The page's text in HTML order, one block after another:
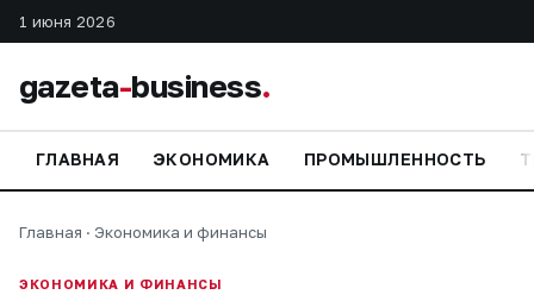
1 июня 2026
gazeta-business.
ГЛАВНАЯ ЭКОНОМИКА ПРОМЫШЛЕННОСТЬ
Главная · Экономика и финансы
ЭКОНОМИКА И ФИНАНСЫ